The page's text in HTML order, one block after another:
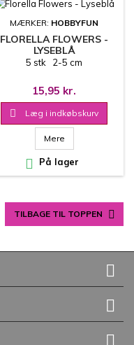
MÆRKER: HOBBYFUN
FLORELLA FLOWERS -
LYSEBLÅ
5 stk 2-5 cm
15,95 kr.
 Læg i indkøbskurv
Mere
 På lager
TILBAGE TIL TOPPEN 


